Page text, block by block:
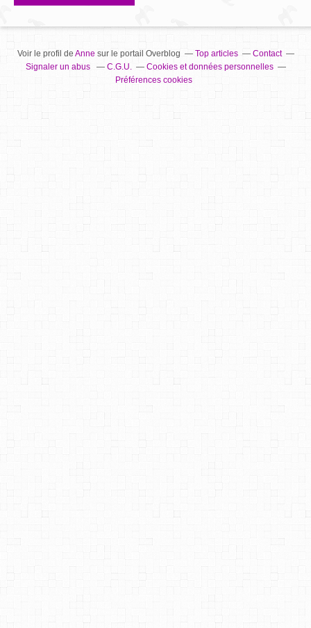
Voir le profil de Annesur le portail Overblog Top articles
Contact
Signaler un abus
C.G.U.
Cookies et données personnelles
Préférences cookies